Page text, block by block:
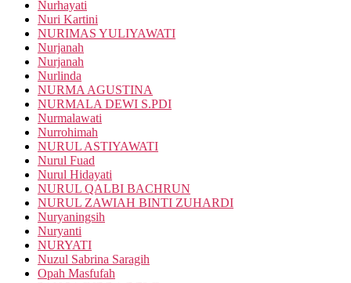
Nurhayati
Nuri Kartini
NURIMAS YULIYAWATI
Nurjanah
Nurjanah
Nurlinda
NURMA AGUSTINA
NURMALA DEWI S.PDI
Nurmalawati
Nurrohimah
NURUL ASTIYAWATI
Nurul Fuad
Nurul Hidayati
NURUL QALBI BACHRUN
NURUL ZAWIAH BINTI ZUHARDI
Nuryaningsih
Nuryanti
NURYATI
Nuzul Sabrina Saragih
Opah Masfufah